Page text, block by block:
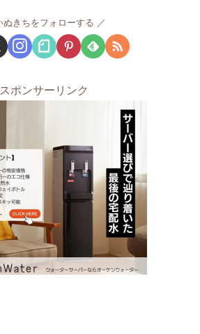
ぬきちをフォローする
スポンサーリンク